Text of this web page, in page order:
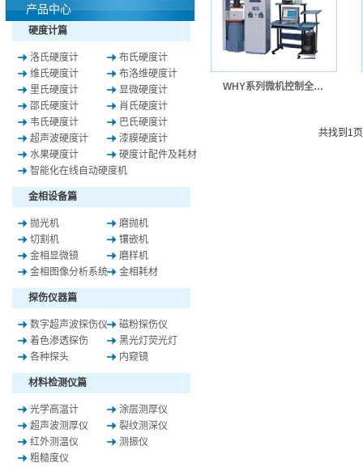
产品中心
硬度计篇
洛氏硬度计
布氏硬度计
维氏硬度计
布洛维硬度计
里氏硬度计
显微硬度计
邵氏硬度计
肖氏硬度计
韦氏硬度计
巴氏硬度计
超声波硬度计
漆膜硬度计
水果硬度计
硬度计配件及耗材
智能化在线自动硬度机
金相设备篇
抛光机
磨抛机
切割机
镶嵌机
金相显微镜
磨样机
金相图像分析系统
金相耗材
探伤仪器篇
数字超声波探伤仪
磁粉探伤仪
着色渗透探伤
黑光灯荧光灯
各种探头
内窥镜
材料检测仪篇
光学高温计
涂层测厚仪
超声波测厚仪
裂纹测深仪
红外测温仪
测振仪
粗糙度仪
WHY系列微机控制全自动压力试验机
共找到 1 页